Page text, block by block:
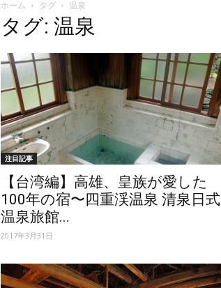
ホーム タグ 温泉
タグ: 温泉
注目記事
【台湾編】高雄、皇族が愛した
100年の宿〜四重渓温泉 清泉日式
温泉旅館...
2017年3月31日